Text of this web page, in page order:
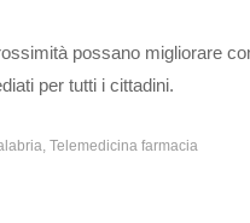
possano migliorare
per tutti i cittadini.
Telemedicina farmacia